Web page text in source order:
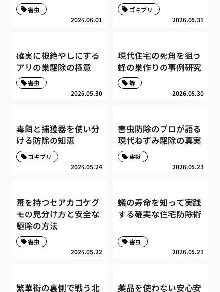
2026.06.01
害虫
2026.05.31
ゴキブリ
確実に根絶やしにする
アリの巣駆除の極意
2026.05.30
害虫
現代住宅の死角を狙う
蜂の巣作りの事例研究
2026.05.30
蜂
毒餌と捕獲器を使い分
ける防除の知恵
2026.05.24
ゴキブリ
害虫防除のプロが語る
現代ねずみ駆除の真実
2026.05.23
害獣
毒を持つセアカゴケグ
モの見分け方と安全な
駆除の方法
2026.05.22
害虫
蟻の寿命を知って実践
する確実な住宅防除術
2026.05.21
害虫
繁華街の裏側で戦う北 薬品を使わない安心安